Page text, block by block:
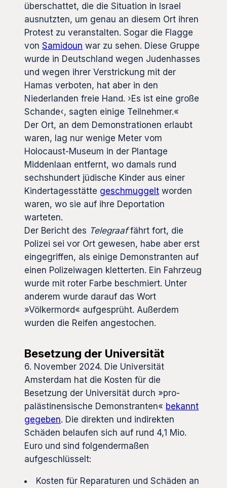
überschattet, die die Situation in Israel
ausnutzten, um genau an diesem Ort ihren
Protest zu veranstalten. Sogar die Flagge
von Samidoun war zu sehen. Diese Gruppe
wurde in Deutschland wegen Judenhasses
und wegen ihrer Verstrickung mit der
Hamas verboten, hat aber in den
Niederlanden freie Hand. ›Es ist eine große
Schande‹, sagten einige Teilnehmer.«
Der Ort, an dem Demonstrationen erlaubt
waren, lag nur wenige Meter vom
Holocaust-Museum in der Plantage
Middenlaan entfernt, wo damals rund
sechshundert jüdische Kinder aus einer
Kindertagesstätte geschmuggelt worden
waren, wo sie auf ihre Deportation
warteten.
Der Bericht des Telegraaffährt fort, die
Polizei sei vor Ort gewesen, habe aber erst
eingegriffen, als einige Demonstranten auf
einen Polizeiwagen kletterten. Ein Fahrzeug
wurde mit roter Farbe beschmiert. Unter
anderem wurde darauf das Wort
»Völkermord« aufgesprüht. Außerdem
wurden die Reifen angestochen.
Besetzung der Universität
6. November 2024. Die Universität
Amsterdam hat die Kosten für die
Besetzung der Universität durch »pro-
palästinensische Demonstranten« bekannt
gegeben. Die direkten und indirekten
Schäden belaufen sich auf rund 4,1 Mio.
Euro und sind folgendermaßen
aufgeschlüsselt:
Kosten für Reparaturen und Schäden an